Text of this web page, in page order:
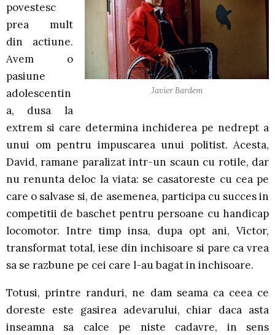
Javier Bardem
povestesc
prea mult
din actiune.
Avem o
pasiune
adolescentin
a, dusa la
extrem si care determina inchiderea pe nedrept a
unui om pentru impuscarea unui politist. Acesta,
David, ramane paralizat intr-un scaun cu rotile, dar
nu renunta deloc la viata: se casatoreste cu cea pe
care o salvase si, de asemenea, participa cu succes in
competitii de baschet pentru persoane cu handicap
locomotor. Intre timp insa, dupa opt ani, Victor,
transformat total, iese din inchisoare si pare ca vrea
sa se razbune pe cei care l-au bagat in inchisoare.
Totusi, printre randuri, ne dam seama ca ceea ce
doreste este gasirea adevarului, chiar daca asta
inseamna sa calce pe niste cadavre, in sens